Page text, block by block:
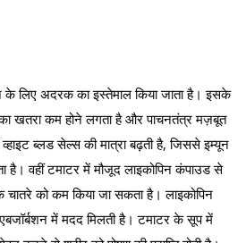
लिए अदरक का इस्तेमाल किया जाता है। इसके
खतरा कम होने लगता है और पाचनतंत्र मज़बूत
ब्लड सेल्स की मात्रा बढ़ती है, जिससे इम्यून
है। वहीं टमाटर में मौजूद लाइकोपिन कंपाउड से
को कम किया जा सकता है। लाइकोपिन
में मदद मिलती है। टमाटर के सूप में